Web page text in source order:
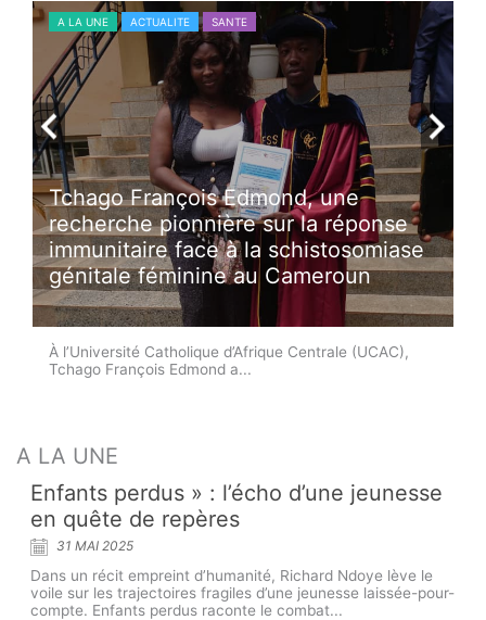
A LA UNE ACTUALITE SANTE
Tchago François Edmond, une
recherche pionnière sur la réponse
immunitaire face à la schistosomiase
génitale féminine au Cameroun
À l’Université Catholique d’Afrique Centrale (UCAC),
Tchago François Edmond a...
A LA UNE
Enfants perdus » : l’écho d’une jeunesse
en quête de repères
31 MAI 2025
Dans un récit empreint d’humanité, Richard Ndoye lève le
voile sur les trajectoires fragiles d’une jeunesse laissée-pour-
compte. Enfants perdus raconte le combat...